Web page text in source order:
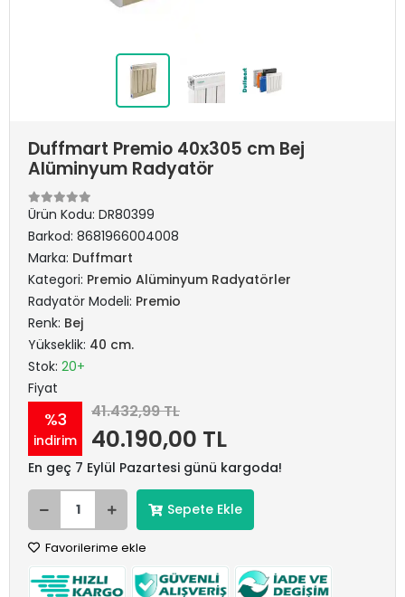
Duffmart Premio 40x305 cm Bej
Alüminyum Radyatör
Ürün Kodu: DR80399
Barkod: 8681966004008
Marka: Duffmart
Kategori: Premio Alüminyum Radyatörler
Radyatör Modeli: Premio
Renk: Bej
Yükseklik: 40 cm.
Stok: 20+
Fiyat
%3
indirim
41.432,99 TL
40.190,00 TL
En geç 7 Eylül Pazartesi günü kargoda!
Sepete Ekle
Favorilerime ekle